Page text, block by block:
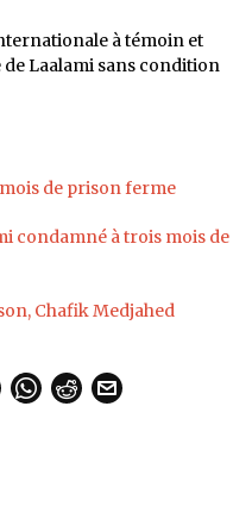
à témoin et
Laalami sans condition
de prison ferme
condamné à trois mois de
Chafik Medjahed